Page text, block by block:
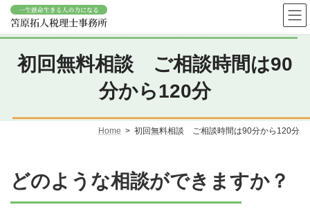
ン
ー
初回無料相談 ご相談時間は90
分から120分
Home 初回無料相談 ご相談時間は90分から120分
どのような相談ができますか？